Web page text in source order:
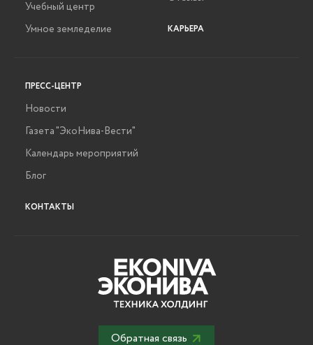
Учебный центр
Умное земледелие
КАРЬЕРА
ПРЕСС-ЦЕНТР
Новости
Газета "ЭкоНива-Вести"
Календарь мероприятий
Блог
КОНТАКТЫ
Обратная связь